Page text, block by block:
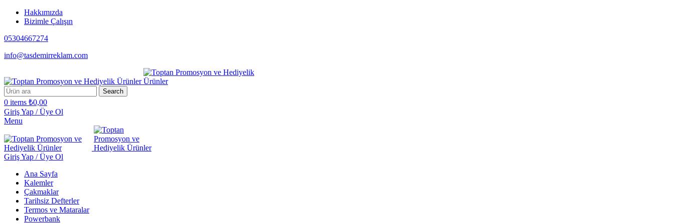
Hakkımızda
Bizimle Çalışın
05304667274
info@tasdemirreklam.com
Search
0 items ₺0,00
Giriş Yap / Üye Ol
Menu
Giriş Yap / Üye Ol
Ana Sayfa
Kalemler
Çakmaklar
Tarihsiz Defterler
Termos ve Mataralar
Powerbank